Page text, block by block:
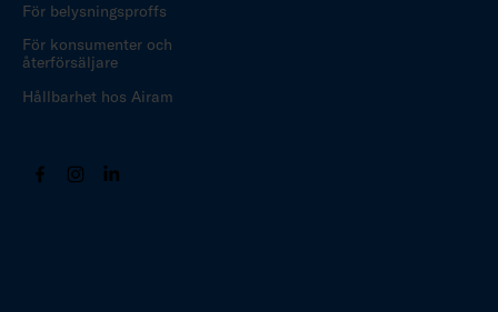
För belysningsproffs
För konsumenter och
återförsäljare
Hållbarhet hos Airam